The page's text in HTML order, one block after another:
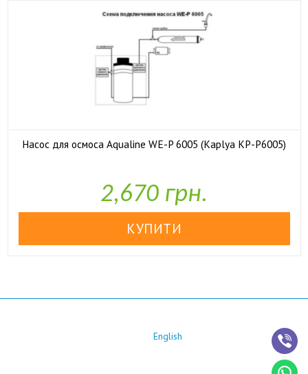
Насос для осмоса Aqualine WE-P 6005 (Kaplya KP-P6005)
2,670 грн.
English